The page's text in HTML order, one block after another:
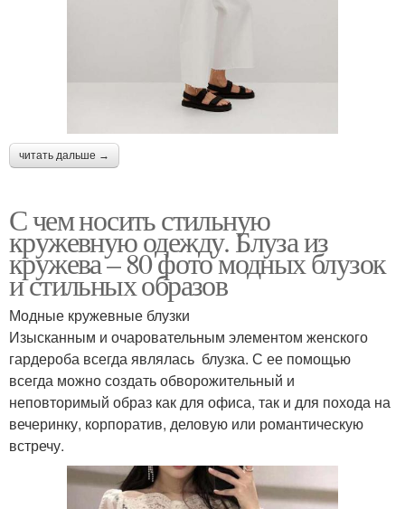
читать дальше →
С чем носить стильную
кружевную одежду. Блуза из
кружева – 80 фото модных блузок
и стильных образов
Модные кружевные блузки
Изысканным и очаровательным элементом женского
гардероба всегда являлась блузка. С ее помощью
всегда можно создать обворожительный и
неповторимый образ как для офиса, так и для похода на
вечеринку, корпоратив, деловую или романтическую
встречу.